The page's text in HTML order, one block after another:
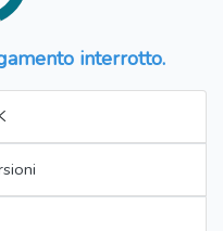
interrotto.